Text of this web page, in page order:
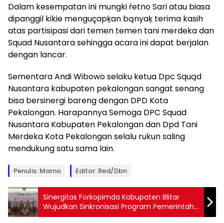
Dalam kesempatan ini mungki ŕetno Sari atau biasa
dipanggil kikie menguçapķan bąnyaķ terima kasih
atas partisipasi dari temen temen tani merdeka dan
Squad Nusantara sehingga acara ini dapat berjalan
dengan lancar.
Sementara Andi Wibowo selaku ketua Dpc Squąd
Nusantara kabupaten pekalongan sangat senang
bisa bersinergi bareng dengan DPD Kota
Pekalongan. Harapannya Semoga DPC Squad
Nusantara Kabupaten Pekalongan dan Dpd Tani
Merdeka Kota Pekalongan selalu rukun saling
mendukung satu sama lain.
Penulis: Marno Editor: Red/Dbn
Sinergitas Forkopimda Kabupaten Blitar
Wujudkan Sinkronisasi Program Pemerintah
dan Harkamtibmas